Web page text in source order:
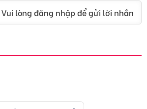
Vui lòng đăng nhập để gửi lời nhắn